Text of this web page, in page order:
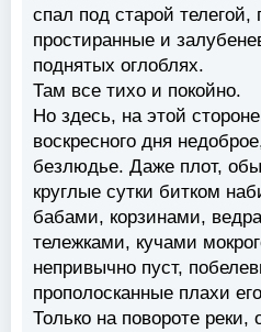
спал под старой телегой,
простиранные и
поднятых оглоблях.
Там все тихо и покойно.
Но здесь, на этой
воскресного дня
безлюдье. Даже плот,
круглые сутки битком
бабами, корзинами,
тележками, кучами
непривычно пуст,
прополосканные плахи
Только на повороте реки,